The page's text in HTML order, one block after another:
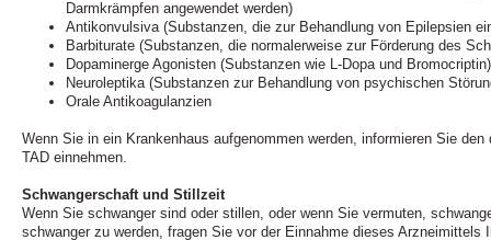
Darmkrämpfen angewendet werden)
Antikonvulsiva (Substanzen, die zur Behandlung von Epilepsien
Barbiturate (Substanzen, die normalerweise zur Förderung des
Dopaminerge Agonisten (Substanzen wie L-Dopa und Bromocriptin)
Neuroleptika (Substanzen zur Behandlung von psychischen
Orale Antikoagulanzien
Wenn Sie in ein Krankenhaus aufgenommen werden, informieren Sie
TAD einnehmen.
Schwangerschaft und Stillzeit
Wenn Sie schwanger sind oder stillen, oder wenn Sie vermuten,
schwanger zu werden, fragen Sie vor der Einnahme dieses Arzneimittels